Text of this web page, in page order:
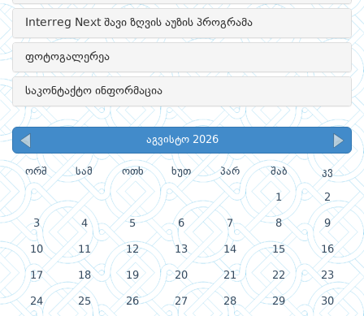
Interreg Next შავი ზღვის აუზის პროგრამა
ფოტოგალერეა
საკონტაქტო ინფორმაცია
აგვისტო 2026
ორშ სამ ოთხ ხუთ პარ შაბ კვ
1 2
3 4 5 6 7 8 9
10 11 12 13 14 15 16
17 18 19 20 21 22 23
24 25 26 27 28 29 30